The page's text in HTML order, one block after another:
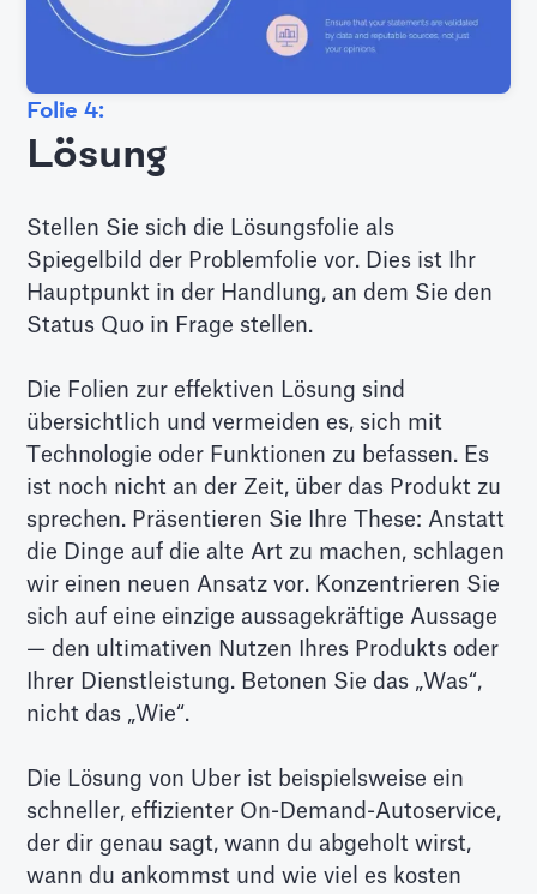
Folie 4:
Lösung
Stellen Sie sich die Lösungsfolie als
Spiegelbild der Problemfolie vor. Dies ist Ihr
Hauptpunkt in der Handlung, an dem Sie den
Status Quo in Frage stellen.
Die Folien zur effektiven Lösung sind
übersichtlich und vermeiden es, sich mit
Technologie oder Funktionen zu befassen. Es
ist noch nicht an der Zeit, über das Produkt zu
sprechen. Präsentieren Sie Ihre These: Anstatt
die Dinge auf die alte Art zu machen, schlagen
wir einen neuen Ansatz vor. Konzentrieren Sie
sich auf eine einzige aussagekräftige Aussage
— den ultimativen Nutzen Ihres Produkts oder
Ihrer Dienstleistung. Betonen Sie das „Was“,
nicht das „Wie“.
Die Lösung von Uber ist beispielsweise ein
schneller, effizienter On-Demand-Autoservice,
der dir genau sagt, wann du abgeholt wirst,
wann du ankommst und wie viel es kosten